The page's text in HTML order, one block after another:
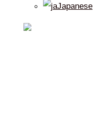
Japanese